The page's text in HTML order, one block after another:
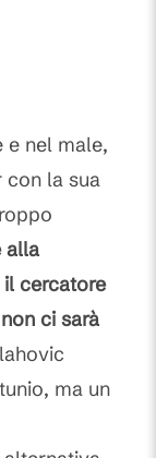
e nel male,
con la sua
alla
cercatore
ci sarà
ma un